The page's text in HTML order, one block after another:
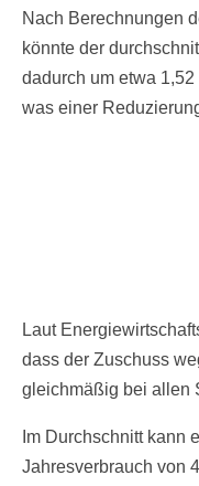
Nach Berechnungen
könnte der
dadurch um etwa
was einer
Laut
dass der Zuschuss
gleichmäßig bei allen
Im Durchschnitt kann
Jahresverbrauch von